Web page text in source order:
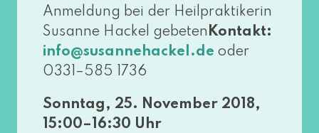
Anmeldung bei der Heilpraktikerin
Susanne Hackel gebe­ten Kontakt:
info@​susannehackel.​de oder
0331–585 1736
Sonntag, 25. November 2018,
15:00–16:30 Uhr